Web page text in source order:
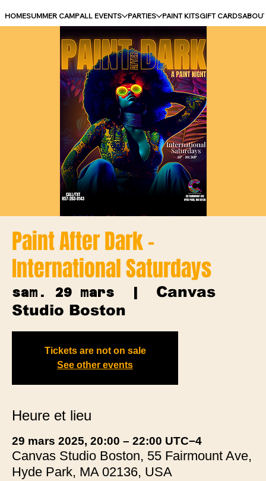
HOMESUMMER CAMPALL EVENTS PARTIES PAINT KITSGIFT CARDS
Paint After Dark -
International Saturdays
sam. 29 mars
  |
Canvas
Studio Boston
Tickets are not on sale
See other events
Heure et lieu
29 mars 2025, 20:00 – 22:00 UTC−4
Canvas Studio Boston, 55 Fairmount Ave,
Hyde Park, MA 02136, USA